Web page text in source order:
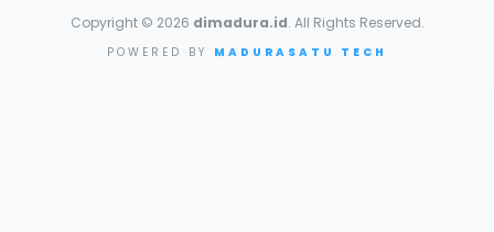
Copyright © 2026 dimadura.id. All Rights Reserved.
POWERED BY MADURASATU TECH